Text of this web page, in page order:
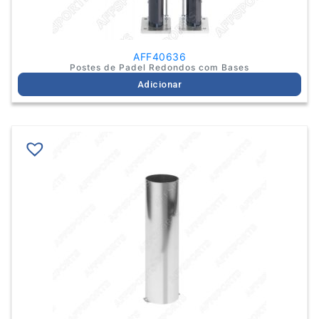
AFF40636
Postes de Padel Redondos com Bases
Adicionar